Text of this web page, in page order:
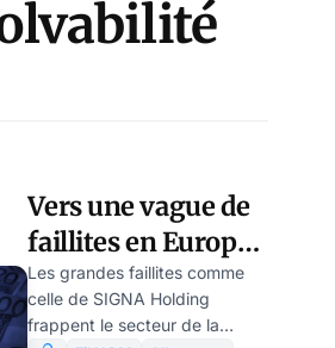
Vers une vague de
faillites en Europe
(partie 2), par
Ulrike Reisner
Les grandes faillites comme
celle de SIGNA Holding
frappent le secteur de la